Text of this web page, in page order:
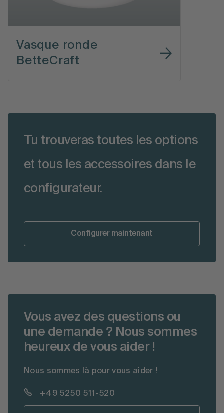
Vasque ronde
BetteCraft
Tu trouveras toutes les options
et tous les accessoires dans le
configurateur.
Configurer maintenant
Vous avez des questions ou
une demande ? Nous sommes
heureux de vous aider !
Nous sommes là pour vous aider !
+49 5250 511-520